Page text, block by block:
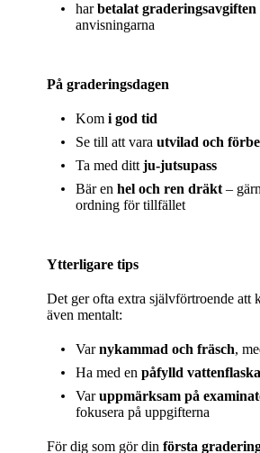
harbetalat graderingsavgiften
anvisningarna
På graderingsdagen
Komi god tid
Se till att varautvilad och
Ta med dittju-jutsupass
Bär enhel och ren dräkt –
ordning för tillfället
Ytterligare tips
Det ger ofta extra självförtroende att
även mentalt:
Varnykammad och fräsch,
Ha med enpåfylld vattenflaska
Varuppmärksam på
fokusera på uppgifterna
För dig som gör dinförsta